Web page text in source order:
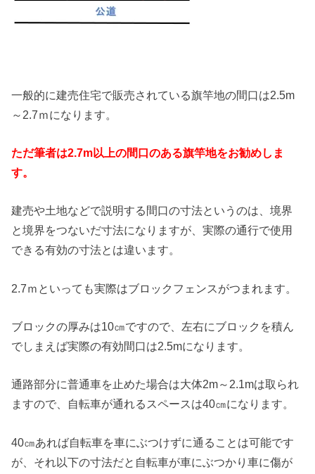
一般的に建売住宅で販売されている旗竿地の間口は2.5m
～2.7ｍになります。
ただ筆者は2.7m以上の間口のある旗竿地をお勧めしま
す。
建売や土地などで説明する間口の寸法というのは、境界
と境界をつないだ寸法になりますが、実際の通行で使用
できる有効の寸法とは違います。
2.7ｍといっても実際はブロックフェンスがつまれます。
ブロックの厚みは10㎝ですので、左右にブロックを積ん
でしまえば実際の有効間口は2.5mになります。
通路部分に普通車を止めた場合は大体2m～2.1mは取られ
ますので、自転車が通れるスペースは40㎝になります。
40㎝あれば自転車を車にぶつけずに通ることは可能です
が、それ以下の寸法だと自転車が車にぶつかり車に傷が